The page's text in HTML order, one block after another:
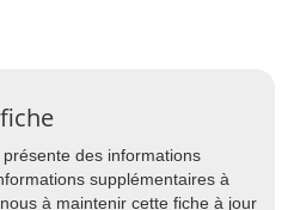
des informations
supplémentaires à
à maintenir cette fiche à jour